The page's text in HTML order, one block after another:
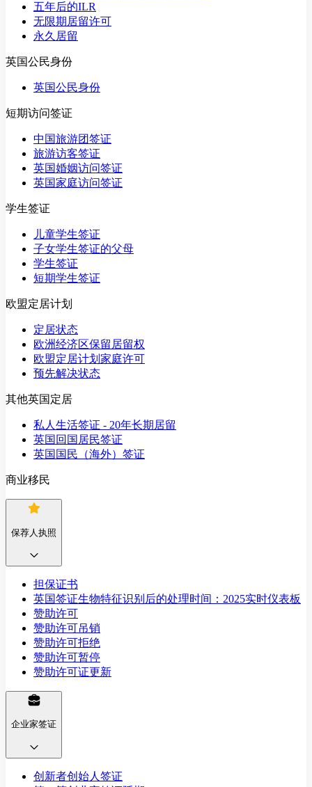
五年后的ILR
无限期居留许可
永久居留
英国公民身份
英国公民身份
短期访问签证
中国旅游团签证
旅游访客签证
英国婚姻访问签证
英国家庭访问签证
学生签证
儿童学生签证
子女学生签证的父母
学生签证
短期学生签证
欧盟定居计划
定居状态
欧洲经济区保留居留权
欧盟定居计划家庭许可
预先解决状态
其他英国定居
私人生活签证 - 20年长期居留
英国回国居民签证
英国国民（海外）签证
商业移民
保荐人执照
担保证书
英国签证生物特征识别后的处理时间：2025实时仪表板
赞助许可
赞助许可吊销
赞助许可拒绝
赞助许可暂停
赞助许可证更新
企业家签证
创新者创始人签证